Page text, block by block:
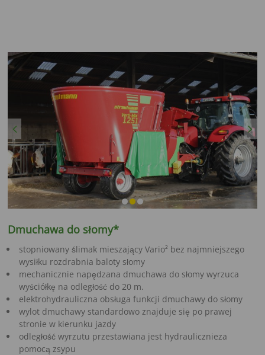
Dmuchawa do słomy*
stopniowany ślimak mieszający Vario² bez najmniejszego
wysiłku rozdrabnia baloty słomy
mechanicznie napędzana dmuchawa do słomy wyrzuca
wyściółkę na odległość do 20 m.
elektrohydrauliczna obsługa funkcji dmuchawy do słomy
wylot dmuchawy standardowo znajduje się po prawej
stronie w kierunku jazdy
odległość wyrzutu przestawiana jest hydraulicznieza
pomocą zsypu